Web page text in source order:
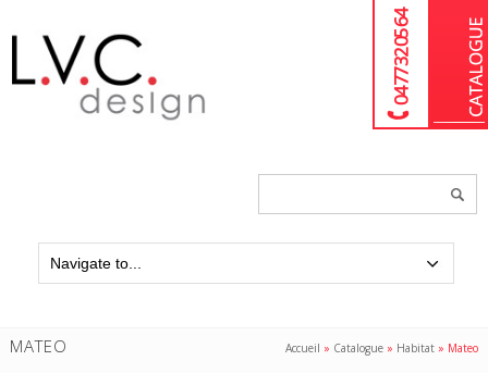
04 77 32 05 64
MATEO Accueil » Catalogue » Habitat » Mateo